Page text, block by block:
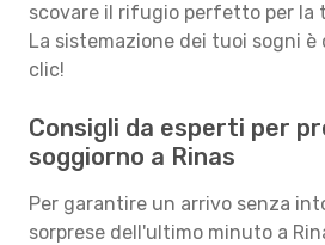
scovare il rifugio perfetto per la
La sistemazione dei tuoi sogni
clic!
Consigli da esperti per
soggiorno a Rinas
Per garantire un arrivo senza
sorprese dell'ultimo minuto a